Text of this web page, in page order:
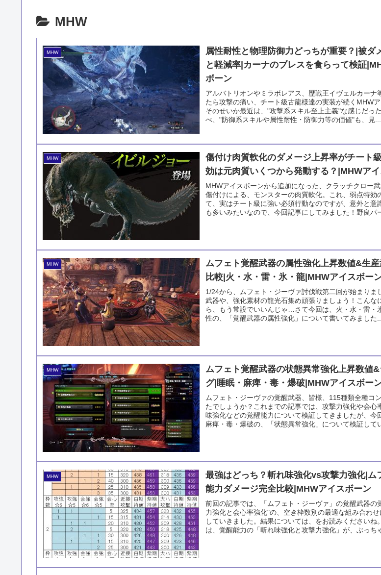
MHW
MHW
属性耐性と物理防御力どっちが重要？|被ダ
と軽減率|カーナのブレスを食らって検証
ボーン
アルバトリオンやミラボレアス、歴戦王イヴェルカーナ
たら攻撃の痛い、チート級古龍様達の実装が続くMHWア
そのせいか最近は、"攻撃系スキル至上主義"な感じだっ
べ、"防御系スキルや属性耐性・防御力等の価値"も、見...
MHW
傷付け肉質軟化のダメージ上昇率がチート
効は元肉質いくつから発動する？|MHWア
MHWアイスボーンから追加になった、クラッチクロー
傷付けによる、モンスターの肉質軟化。これ、弱点特効
て、実はチート級に強い必須行動なのですが、意外と意
も多いみたいなので、今回記事にしてみました！野良パ
MHW
ムフェト覚醒武器の属性強化上昇数値&生
比較|火・水・雷・氷・龍|MHWアイスボー
1/24から、ムフェト・ジーヴァ討伐戦第二回が始まりま
武器や、強化素材の龍光石集め頑張りましょう！こんな
ら、もう常設でいいんじゃ…さて今回は、火・水・雷・
性の、「覚醒武器の属性強化」について書いてみました...
MHW
ムフェト覚醒武器の状態異常強化上昇数値
グ|睡眠・麻痺・毒・爆破|MHWアイスボー
ムフェト・ジーヴァの覚醒武器、皆様、115種類全種コ
たでしょうか？これまでの記事では、攻撃力強化や会心
味強化などの覚醒能力について検証してきましたが、今
麻痺・毒・爆破の、「状態異常強化」について検証して
MHW
最強はどっち？斬れ味強化vs攻撃力強化|ム
能力ダメージ完全比較|MHWアイスボーン
前回の記事では、「ムフェト・ジーヴァ」の覚醒武器の
力強化と会心率強化"の、空き枠数別の最適な組み合わ
していきました。結果については、をお読みくださいね
は、覚醒能力の「斬れ味強化と攻撃力強化」が、ぶっち